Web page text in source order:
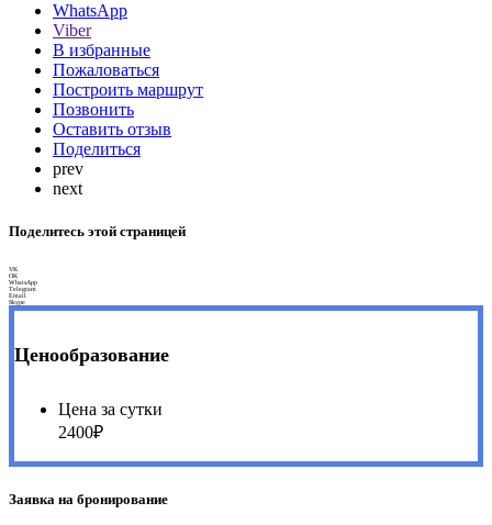
WhatsApp
Viber
В избранные
Пожаловаться
Построить маршрут
Позвонить
Оставить отзыв
Поделиться
prev
next
Поделитесь этой страницей
VK
OK
WhatsApp
Telegram
Email
Skype
Ценообразование
Цена за сутки
2400₽
Заявка на бронирование